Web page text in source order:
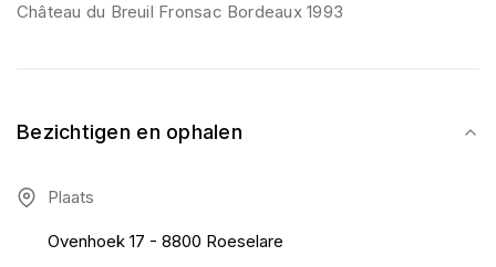
Château du Breuil Fronsac Bordeaux 1993
Bezichtigen en ophalen
Plaats
Ovenhoek 17 - 8800 Roeselare